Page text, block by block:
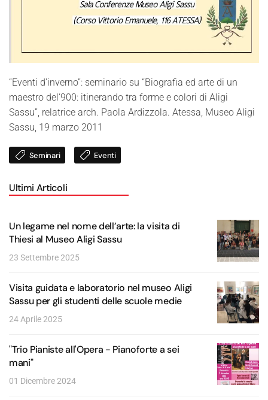
“Eventi d’inverno”: seminario su “Biografia ed arte di un
maestro del‘900: itinerando tra forme e colori di Aligi
Sassu”, relatrice arch. Paola Ardizzola. Atessa, Museo Aligi
Sassu, 19 marzo 2011
Seminari Eventi
Ultimi Articoli
Un legame nel nome dell’arte: la visita di
Thiesi al Museo Aligi Sassu
23 Settembre 2025
Visita guidata e laboratorio nel museo Aligi
Sassu per gli studenti delle scuole medie
24 Aprile 2025
"Trio Pianiste all'Opera - Pianoforte a sei
mani"
01 Dicembre 2024